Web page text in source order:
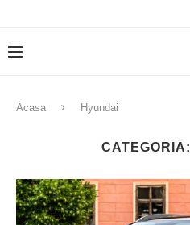
Acasa Hyundai
CATEGORIA: